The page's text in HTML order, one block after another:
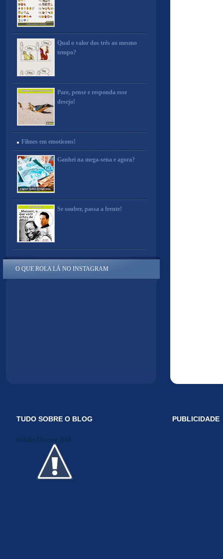
Qual o valor dos três ao mesmo
tempo?
Pare, pense e responda esse
desejo!
Filmes em emoticons!
Ganhei na mega-sena e agora?
Se souber, passa a frente!
O QUE ROLA LÁ NO INSTAGRAM
TUDO SOBRE O BLOG
Midiakit Danosse 2014
PUBLICIDADE